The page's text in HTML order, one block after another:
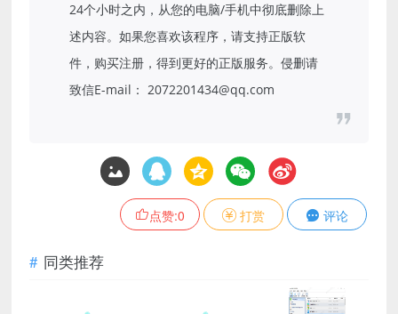
24个小时之内，从您的电脑/手机中彻底删除上
述内容。如果您喜欢该程序，请支持正版软
件，购买注册，得到更好的正版服务。侵删请
致信E-mail： 2072201434@qq.com
评论
打赏
点赞:0
同类推荐